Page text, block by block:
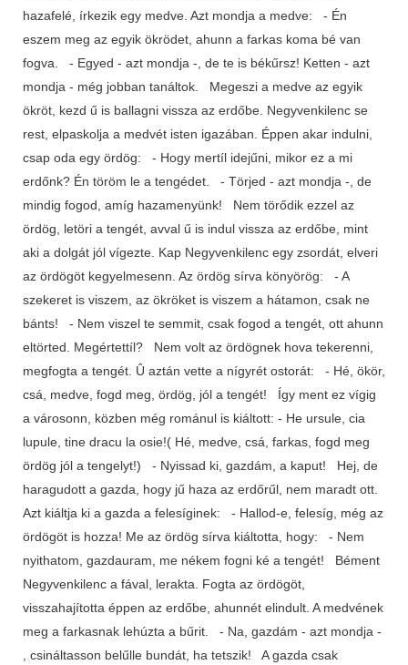
hazafelé, írkezik egy medve. Azt mondja a medve: - Én
eszem meg az egyik ökrödet, ahunn a farkas koma bé van
fogva. - Egyed - azt mondja -, de te is békűrsz! Ketten - azt
mondja - még jobban tanáltok. Megeszi a medve az egyik
ökröt, kezd ű is ballagni vissza az erdőbe. Negyvenkilenc se
rest, elpaskolja a medvét isten igazában. Éppen akar indulni,
csap oda egy ördög: - Hogy mertíl idejűni, mikor ez a mi
erdőnk? Én töröm le a tengédet. - Törjed - azt mondja -, de
mindig fogod, amíg hazamenyünk! Nem törődik ezzel az
ördög, letöri a tengét, avval ű is indul vissza az erdőbe, mint
aki a dolgát jól vígezte. Kap Negyvenkilenc egy zsordát, elveri
az ördögöt kegyelmesenn. Az ördög sírva könyörög: - A
szekeret is viszem, az ökröket is viszem a hátamon, csak ne
bánts! - Nem viszel te semmit, csak fogod a tengét, ott ahunn
eltörted. Megértettíl? Nem volt az ördögnek hova tekerenni,
megfogta a tengét. Û aztán vette a nígyrét ostorát: - Hé, ökör,
csá, medve, fogd meg, ördög, jól a tengét! Így ment ez vígig
a városonn, közben még románul is kiáltott: - He ursule, cia
lupule, tine dracu la osie!( Hé, medve, csá, farkas, fogd meg
ördög jól a tengelyt!) - Nyissad ki, gazdám, a kaput! Hej, de
haragudott a gazda, hogy jű haza az erdőrűl, nem maradt ott.
Azt kiáltja ki a gazda a felesíginek: - Hallod-e, felesíg, még az
ördögöt is hozza! Me az ördög sírva kiáltotta, hogy: - Nem
nyithatom, gazdauram, me nékem fogni ké a tengét! Bément
Negyvenkilenc a fával, lerakta. Fogta az ördögöt,
visszahajította éppen az erdőbe, ahunnét elindult. A medvének
meg a farkasnak lehúzta a bűrit. - Na, gazdám - azt mondja -
, csináltasson belűlle bundát, ha tetszik! A gazda csak